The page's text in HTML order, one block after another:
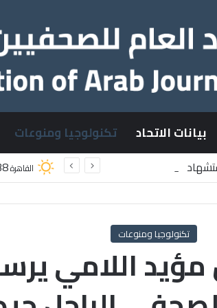
بيانات الاتحاد تكنولوجيا ومنوعات
القاهرة
تكنولوجيا ومنوعات
اللامي